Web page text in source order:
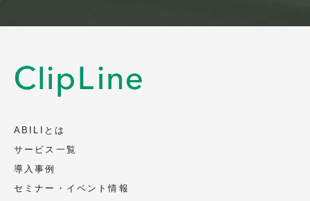
報保護管理者が管理しています。
当社が保有する保有個人データの開示
加又は削除、ならびに、利用停止、消
去、第三者への提供の停止、第三者提
供記録の開示）をご請求される場合
は、上記1の管理者にお申し出下さい。
ABILIとは
サービス一覧
導入事例
セミナー・イベント情報